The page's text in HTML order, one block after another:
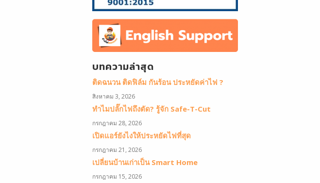
บทความล่าสุด
ติดฉนวน ติดฟิล์ม กันร้อน ประหยัดค่าไฟ ?
สิงหาคม 3, 2026
ทำไมปลั๊กไฟถึงตัด? รู้จัก Safe-T-Cut
กรกฎาคม 28, 2026
เปิดแอร์ยังไงให้ประหยัดไฟที่สุด
กรกฎาคม 21, 2026
เปลี่ยนบ้านเก่าเป็น Smart Home
กรกฎาคม 15, 2026